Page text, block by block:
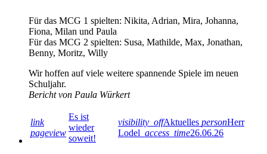
Für das MCG 1 spielten: Nikita, Adrian, Mira, Johanna,
Fiona, Milan und Paula
Für das MCG 2 spielten: Susa, Mathilde, Max, Jonathan,
Benny, Moritz, Willy
Wir hoffen auf viele weitere spannende Spiele im neuen
Schuljahr.
Bericht von Paula Würkert
link
pageview
Es ist
wieder
soweit!
visibility_offAktuelles personHerr
Lodel access_time26.06.26